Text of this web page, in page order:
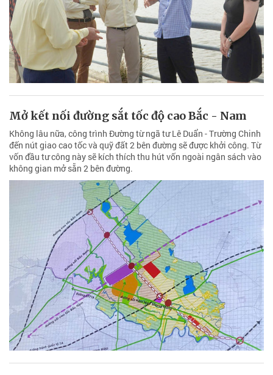
Mở kết nối đường sắt tốc độ cao Bắc - Nam
Không lâu nữa, công trình Đường từ ngã tư Lê Duẩn - Trường Chinh
đến nút giao cao tốc và quỹ đất 2 bên đường sẽ được khởi công. Từ
vốn đầu tư công này sẽ kích thích thu hút vốn ngoài ngân sách vào
không gian mở sẵn 2 bên đường.